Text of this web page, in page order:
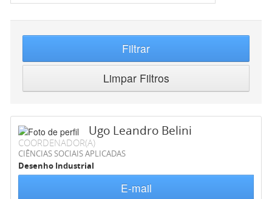
Filtrar
Limpar Filtros
Ugo Leandro Belini
COORDENADOR(A)
CIÊNCIAS SOCIAIS APLICADAS
Desenho Industrial
E-mail